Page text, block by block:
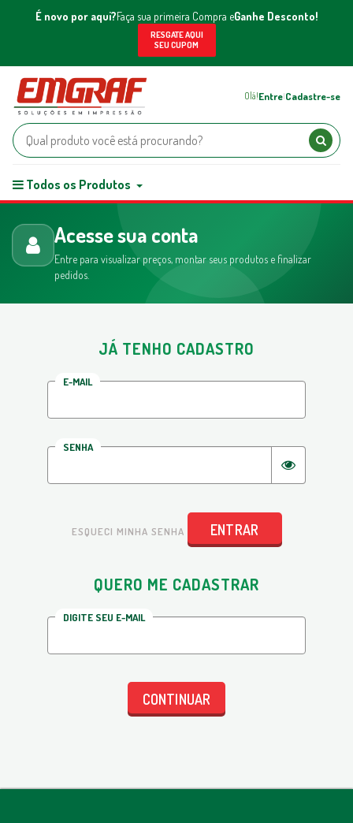
É novo por aqui?Faça sua primeira Compra eGanhe Desconto!
RESGATE AQUI
SEU CUPOM
Olá!Entre|Cadastre-se
Todos os Produtos
Acesse sua conta
Entre para visualizar preços, montar seus produtos e finalizar
pedidos.
JÁ TENHO CADASTRO
E-MAIL
SENHA
ESQUECI MINHA SENHA ENTRAR
QUERO ME CADASTRAR
DIGITE SEU E-MAIL
CONTINUAR